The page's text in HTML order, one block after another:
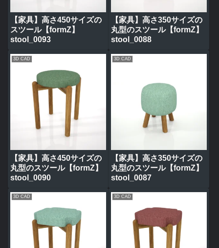
【家具】高さ450サイズの
スツール【formZ】
stool_0093
【家具】高さ350サイズの
丸型のスツール【formZ】
stool_0088
3D CAD
【家具】高さ450サイズの
丸型のスツール【formZ】
stool_0090
3D CAD
【家具】高さ350サイズの
丸型のスツール【formZ】
stool_0087
3D CAD 3D CAD